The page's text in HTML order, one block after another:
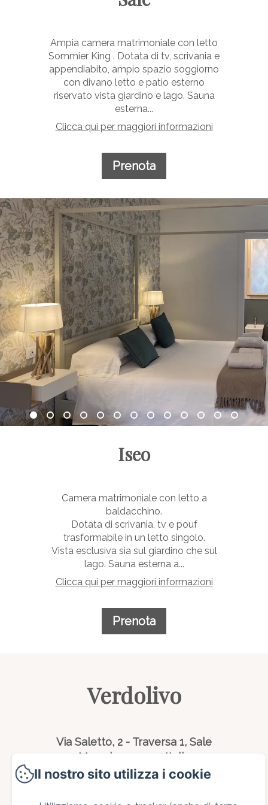
Ampia camera matrimoniale con letto
Sommier King . Dotata di tv, scrivania e
appendiabito, ampio spazio soggiorno
con divano letto e patio esterno
riservato vista giardino e lago. Sauna
esterna...
Clicca qui per maggiori informazioni
Prenota
Iseo
Camera matrimoniale con letto a
baldacchino.
Dotata di scrivania, tv e pouf
trasformabile in un letto singolo.
Vista esclusiva sia sul giardino che sul
lago. Sauna esterna a...
Clicca qui per maggiori informazioni
Prenota
Verdolivo
Via Saletto, 2 - Traversa 1, Sale
Marasino, 25057, Italia
info@bbverdolivo.it
Il nostro sito utilizza i cookie